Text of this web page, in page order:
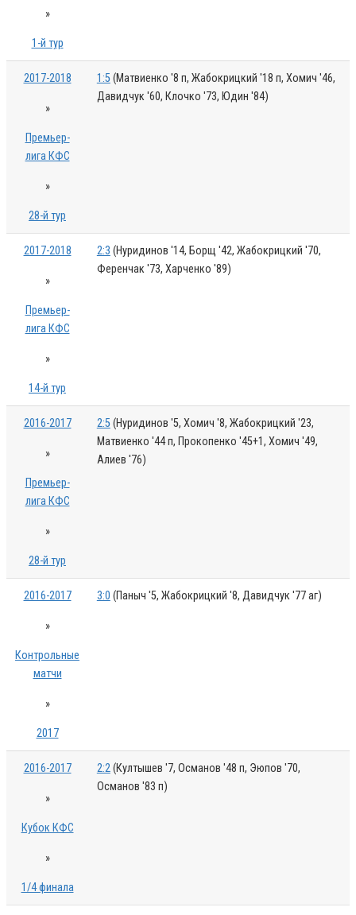
»
1-й тур
2017-2018
»
Премьер-
лига КФС
»
28-й тур
1:5(Матвиенко '8 п, Жабокрицкий '18 п, Хомич '46,
Давидчук '60, Клочко '73, Юдин '84)
2017-2018
»
Премьер-
лига КФС
»
14-й тур
2:3 (Нуридинов '14, Борщ '42, Жабокрицкий '70,
Ференчак '73, Харченко '89)
2016-2017
»
Премьер-
лига КФС
»
28-й тур
2:5(Нуридинов '5, Хомич '8, Жабокрицкий '23,
Матвиенко '44 п, Прокопенко '45+1, Хомич '49,
Алиев '76)
2016-2017
»
Контрольные
матчи
»
2017
3:0 (Паныч '5, Жабокрицкий '8, Давидчук '77 аг)
2016-2017
»
Кубок КФС
»
1/4 финала
2:2(Култышев '7, Османов '48 п, Эюпов '70,
Османов '83 п)